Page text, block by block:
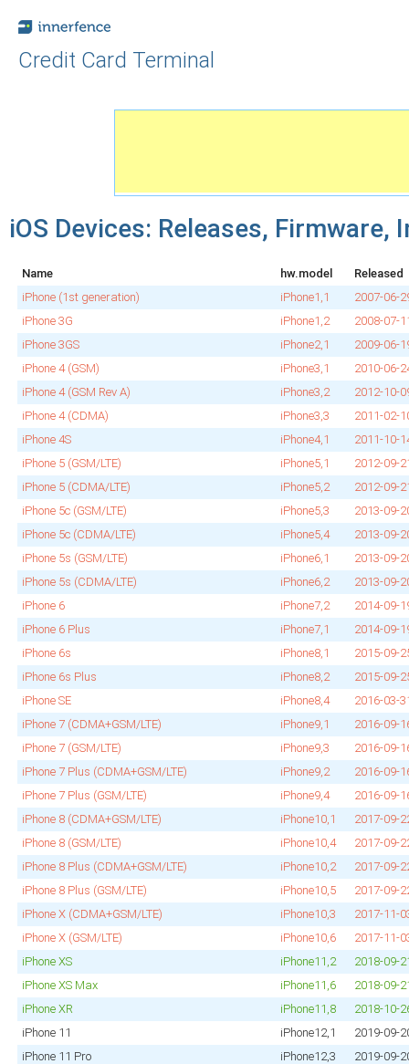
Credit Card Terminal
iOS Devices: Releases,
Name hw.model
Released
iPhone (1st generation)
iPhone1,1
iPhone 3G
iPhone1,2
iPhone 3GS
iPhone2,1
iPhone 4 (GSM)
iPhone3,1
iPhone 4 (GSM Rev A)
iPhone3,2
iPhone 4 (CDMA)
iPhone3,3
iPhone 4S
iPhone4,1
iPhone 5 (GSM/LTE)
iPhone5,1
iPhone 5 (CDMA/LTE)
iPhone5,2
iPhone 5c (GSM/LTE)
iPhone5,3
iPhone 5c (CDMA/LTE)
iPhone5,4
iPhone 5s (GSM/LTE)
iPhone6,1
iPhone 5s (CDMA/LTE)
iPhone6,2
iPhone 6
iPhone7,2
iPhone 6 Plus
iPhone7,1
iPhone 6s
iPhone8,1
iPhone 6s Plus
iPhone8,2
iPhone SE
iPhone8,4
iPhone 7 (CDMA+GSM/LTE)
iPhone9,1
iPhone 7 (GSM/LTE)
iPhone9,3
iPhone 7 Plus (CDMA+GSM/LTE)
iPhone9,2
iPhone 7 Plus (GSM/LTE)
iPhone9,4
iPhone 8 (CDMA+GSM/LTE)
iPhone10,1
iPhone 8 (GSM/LTE)
iPhone10,4
iPhone 8 Plus (CDMA+GSM/LTE)
iPhone10,2
iPhone 8 Plus (GSM/LTE)
iPhone10,5
iPhone X (CDMA+GSM/LTE)
iPhone10,3
iPhone X (GSM/LTE)
iPhone10,6
iPhone XS
iPhone11,2
iPhone XS Max
iPhone11,6
iPhone XR
iPhone11,8
iPhone 11
iPhone12,1
iPhone 11 Pro
iPhone12,3